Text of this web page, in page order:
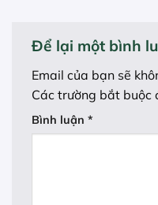
Để lại một bình
Email của bạn sẽ
Các trường bắt buộc
Bình luận *